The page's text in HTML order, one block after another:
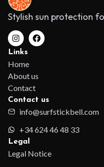
Stylish sun protection
Links
Home
About us
Contact
Contact us
info@surfstickbell.com
+34 624 46 48 33
Legal
Legal Notice